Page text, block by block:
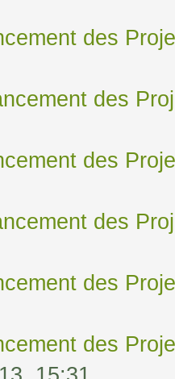
des
des
des
des
des
des